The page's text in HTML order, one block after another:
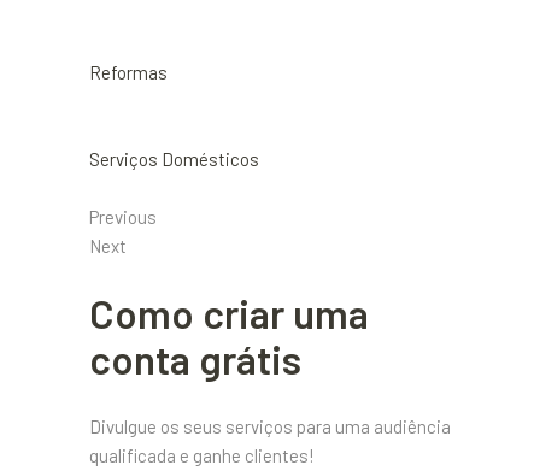
Reformas
Serviços Domésticos
Previous
Next
Como criar uma
conta grátis
Divulgue os seus serviços para uma audiência
qualificada e ganhe clientes!